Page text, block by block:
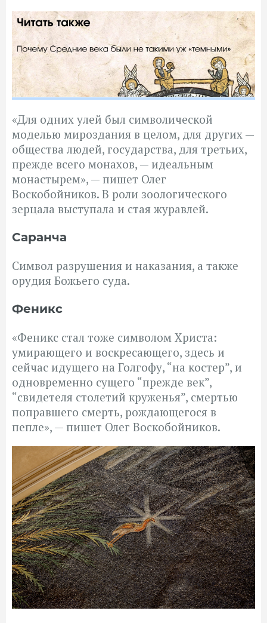
«Для одних улей был символической
моделью мироздания в целом, для других —
общества людей, государства, для третьих,
прежде всего монахов, — идеальным
монастырем», — пишет Олег
Воскобойников. В роли зоологического
зерцала выступала и стая журавлей.
Саранча
Символ разрушения и наказания, а также
орудия Божьего суда.
Феникс
«Феникс стал тоже символом Христа:
умирающего и воскресающего, здесь и
сейчас идущего на Голгофу, “на костер”, и
одновременно сущего “прежде век”,
“свидетеля столетий круженья”, смертью
поправшего смерть, рождающегося в
пепле», — пишет Олег Воскобойников.